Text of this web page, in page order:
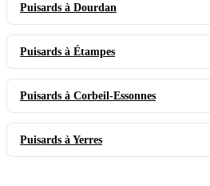
Puisards à Dourdan
Puisards à Étampes
Puisards à Corbeil-Essonnes
Puisards à Yerres